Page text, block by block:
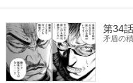
第34話
矛盾の